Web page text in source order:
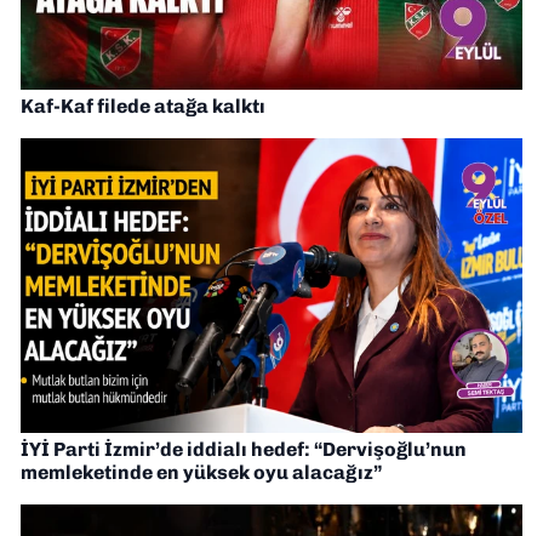
Kaf-Kaf filede atağa kalktı
İYİ Parti İzmir’de iddialı hedef: “Dervişoğlu’nun
memleketinde en yüksek oyu alacağız”